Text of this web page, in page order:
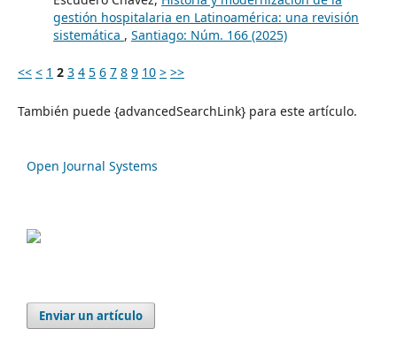
gestión hospitalaria en Latinoamérica: una revisión
sistemática , Santiago: Núm. 166 (2025)
<< < 1 2 3 4 5 6 7 8 9 10 > >>
También puede {advancedSearchLink} para este artículo.
Open Journal Systems
Enviar un artículo